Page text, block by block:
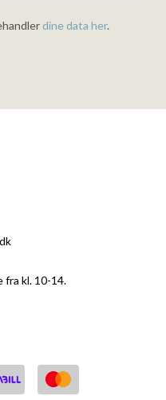
dine data her.
fra kl. 10-14.